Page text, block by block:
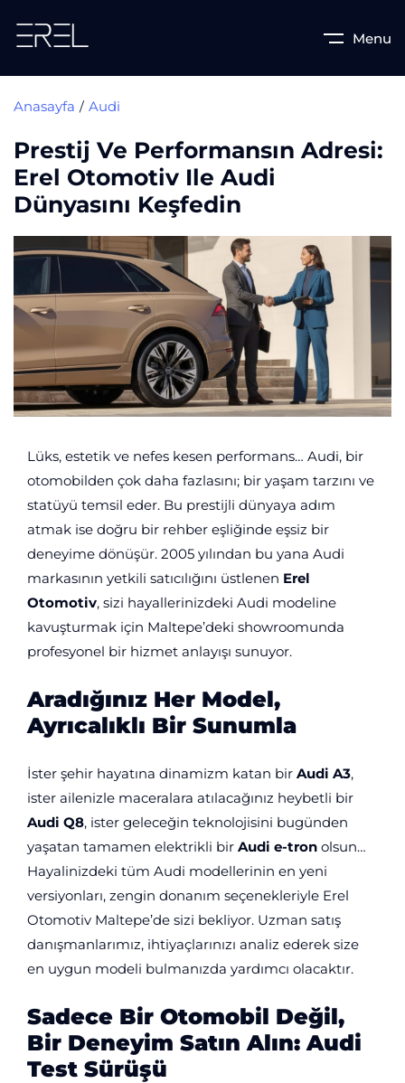
Menu
Anasayfa Audi
Prestij Ve Performansın Adresi:
Erel Otomotiv Ile Audi
Dünyasını Keşfedin
Lüks, estetik ve nefes kesen performans… Audi, bir
otomobilden çok daha fazlasını; bir yaşam tarzını ve
statüyü temsil eder. Bu prestijli dünyaya adım
atmak ise doğru bir rehber eşliğinde eşsiz bir
deneyime dönüşür. 2005 yılından bu yana Audi
markasının yetkili satıcılığını üstlenen Erel
Otomotiv, sizi hayallerinizdeki Audi modeline
kavuşturmak için Maltepe’deki showroomunda
profesyonel bir hizmet anlayışı sunuyor.
Aradığınız Her Model,
Ayrıcalıklı Bir Sunumla
İster şehir hayatına dinamizm katan bir Audi A3,
ister ailenizle maceralara atılacağınız heybetli bir
Audi Q8, ister geleceğin teknolojisini bugünden
yaşatan tamamen elektrikli bir Audi e-tron olsun…
Hayalinizdeki tüm Audi modellerinin en yeni
versiyonları, zengin donanım seçenekleriyle Erel
Otomotiv Maltepe’de sizi bekliyor. Uzman satış
danışmanlarımız, ihtiyaçlarınızı analiz ederek size
en uygun modeli bulmanızda yardımcı olacaktır.
Sadece Bir Otomobil Değil,
Bir Deneyim Satın Alın: Audi
Test Sürüşü